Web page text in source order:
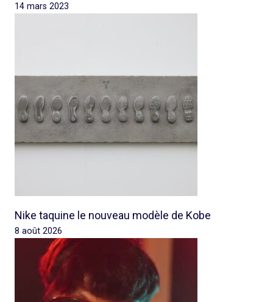
14 mars 2023
Nike taquine le nouveau modèle de Kobe
8 août 2026